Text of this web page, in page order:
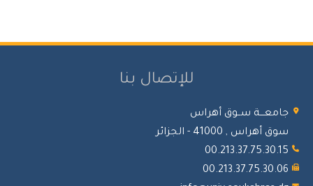
للإتصال بنا
جامعـــة ســوق أهراس
سوق أهراس , 41000 - الجزائر
00.213.37.75.30.15
00.213.37.75.30.06